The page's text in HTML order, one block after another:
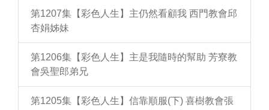
第1207集【彩色人生】主仍然看顧我 西門教會邱
杏娟姊妹
第1206集【彩色人生】主是我隨時的幫助 芳寮教
會吳聖郎弟兄
第1205集【彩色人生】信靠順服(下) 喜樹教會張